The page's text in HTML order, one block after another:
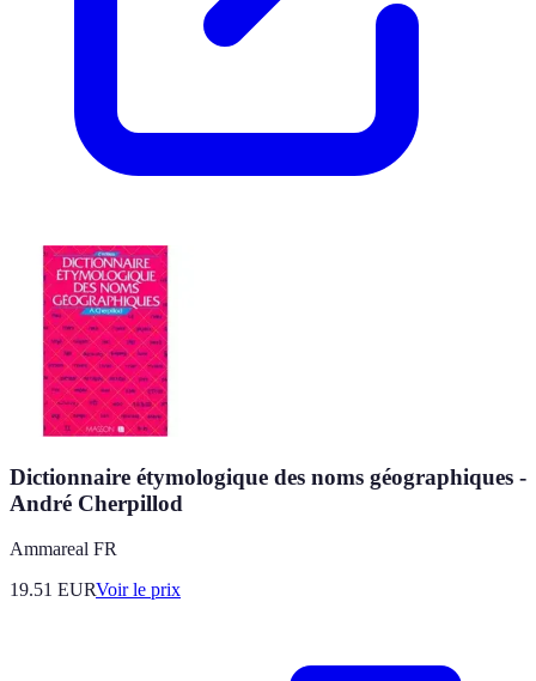
Dictionnaire étymologique des noms géographiques -
André Cherpillod
Ammareal FR
19.51 EURVoir le prix